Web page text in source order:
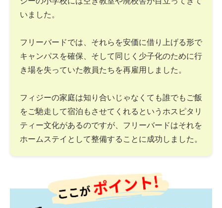
いました。
フリーバードでは、それらを安価に借り上げる形で
キャンパスを確保、そして同じく少子化のために行
き場を失っていた教員たちを再雇用しました。
フィジーの家庭は知り合いじゃなくても誰でもご飯
をご馳走して宿泊もさせてくれるというホスピタリ
ティー文化があるのですが、フリーバードはそれを
ホームステイとして整備することに成功しました。